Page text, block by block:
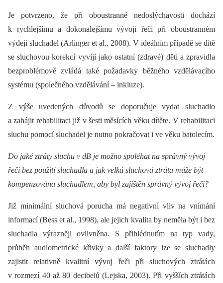
Je potvrzeno, že při oboustranné nedoslýchavosti dochází
k rychlejšímu a dokonalejšímu vývoji řeči při oboustranném
výdeji sluchadel (Arlinger et al., 2008). V ideálním případě se dítě
se sluchovou korekcí vyvíjí jako ostatní (zdravé) děti a zpravidla
bezproblémově zvládá také požadavky běžného vzdělávacího
systému (společného vzdělávání –⁠ inkluze).
Z výše uvedených důvodů se doporučuje vydat sluchadlo
a zahájit rehabilitaci již v šesti měsících věku dítěte. V rehabilitaci
sluchu pomocí sluchadel je nutno pokračovat i ve věku batolecím.
Do jaké ztráty sluchu v dB je možno spoléhat na správný vývoj
řeči bez použití sluchadla a jak velká sluchová ztráta může být
kompenzována sluchadlem, aby byl zajištěn správný vývoj řeči?
Již minimální sluchová porucha má negativní vliv na vnímání
informací (Bess et al., 1998), ale jejich kvalita by neměla být i bez
sluchadla výrazněji ovlivněna. S přihlédnutím na typ vady,
průběh audiometrické křivky a další faktory lze se sluchadly
zajistit relativně kvalitní vývoj řeči při sluchových ztrátách
v rozmezí 40 až 80 decibelů (Lejska, 2003). Při vyšších ztrátách